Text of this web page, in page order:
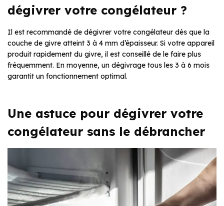
dégivrer votre congélateur ?
Il est recommandé de dégivrer votre congélateur dès que la
couche de givre atteint 3 à 4 mm d’épaisseur. Si votre appareil
produit rapidement du givre, il est conseillé de le faire plus
fréquemment. En moyenne, un dégivrage tous les 3 à 6 mois
garantit un fonctionnement optimal.
Une astuce pour dégivrer votre
congélateur sans le débrancher